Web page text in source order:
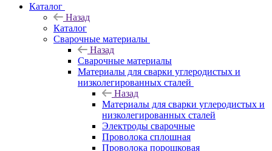
Каталог
Назад
Каталог
Сварочные материалы
Назад
Сварочные материалы
Материалы для сварки углеродистых и
низколегированных сталей
Назад
Материалы для сварки углеродистых и
низколегированных сталей
Электроды сварочные
Проволока сплошная
Проволока порошковая